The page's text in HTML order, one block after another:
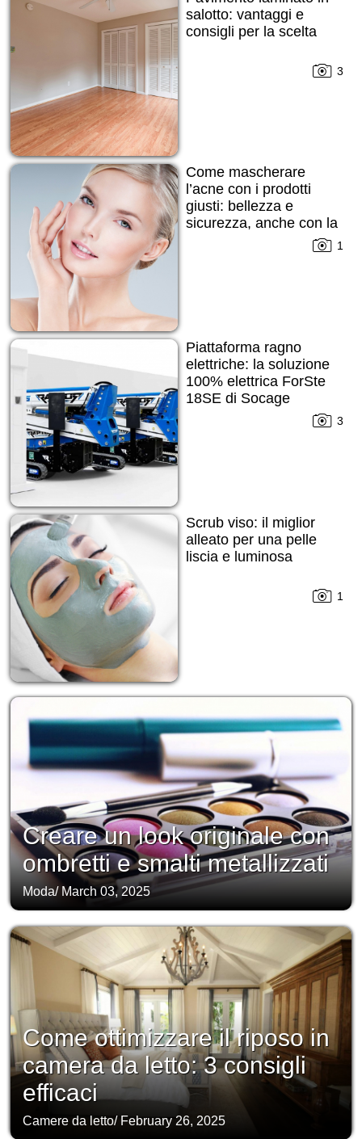
salotto: vantaggi e
consigli per la scelta
3
Come mascherare
l’acne con i prodotti
giusti: bellezza e
sicurezza, anche con la
1
Piattaforma ragno
elettriche: la soluzione
100% elettrica ForSte
18SE di Socage
3
Scrub viso: il miglior
alleato per una pelle
liscia e luminosa
1
Creare un look originale con
ombretti e smalti metallizzati
Moda/ March 03, 2025
Come ottimizzare il riposo in
camera da letto: 3 consigli
efficaci
Camere da letto/ February 26, 2025